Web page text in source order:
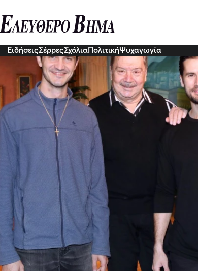
ΕιδήσειςΣέρρεςΣχόλια ΠολιτικήΨυχαγωγία
ΣΕΗ για τα βραβεία
το κοινό
18:27